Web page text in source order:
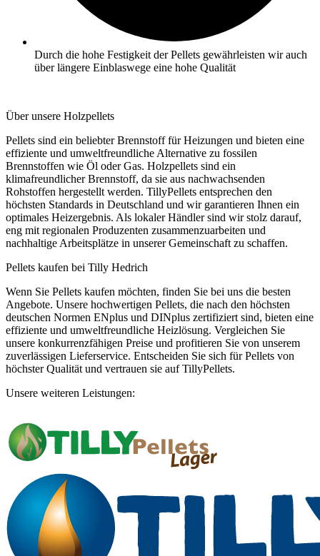
Durch die hohe Festigkeit der Pellets gewährleisten wir auch
über längere Einblaswege eine hohe Qualität
Über unsere Holzpellets
Pellets sind ein beliebter Brennstoff für Heizungen und bieten eine
effiziente und umweltfreundliche Alternative zu fossilen
Brennstoffen wie Öl oder Gas. Holzpellets sind ein
klimafreundlicher Brennstoff, da sie aus nachwachsenden
Rohstoffen hergestellt werden. TillyPellets entsprechen den
höchsten Standards in Deutschland und wir garantieren Ihnen ein
optimales Heizergebnis. Als lokaler Händler sind wir stolz darauf,
eng mit regionalen Produzenten zusammenzuarbeiten und
nachhaltige Arbeitsplätze in unserer Gemeinschaft zu schaffen.
Pellets kaufen bei Tilly Hedrich
Wenn Sie Pellets kaufen möchten, finden Sie bei uns die besten
Angebote. Unsere hochwertigen Pellets, die nach den höchsten
deutschen Normen ENplus und DINplus zertifiziert sind, bieten eine
effiziente und umweltfreundliche Heizlösung. Vergleichen Sie
unsere konkurrenzfähigen Preise und profitieren Sie von unserem
zuverlässigen Lieferservice. Entscheiden Sie sich für Pellets von
höchster Qualität und vertrauen sie auf TillyPellets.
Unsere weiteren Leistungen: